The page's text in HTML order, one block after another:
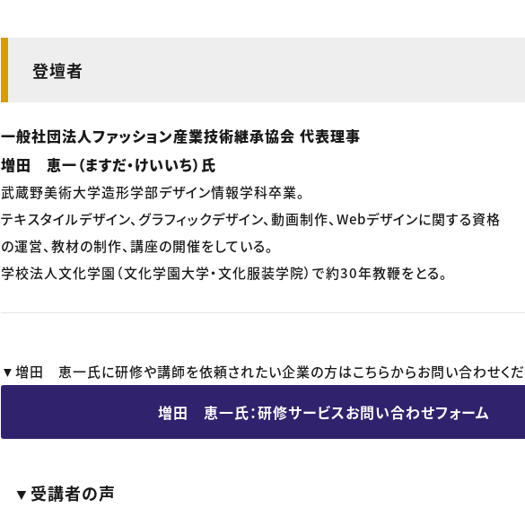
登壇者
一般社団法人ファッション産業技術継承協会 代表理事
増田 恵一（ますだ・けいいち）氏
武蔵野美術大学造形学部デザイン情報学科卒業。
テキスタイルデザイン、グラフィックデザイン、動画制作、Webデザインに関する資格
の運営、教材の制作、講座の開催をしている。
学校法人文化学園（文化学園大学・文化服装学院）で約30年教鞭をとる。
▼増田 恵一氏に研修や講師を依頼されたい企業の方はこちらからお問い合わせくだ
増田 恵一氏：研修サービスお問い合わせフォーム
▼受講者の声